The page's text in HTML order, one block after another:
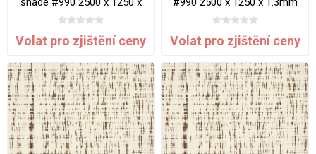
1.3mm Satin Gator Effect
Volat pro zjištění ceny
Matte Sawn Effect
Volat pro zjištění ceny